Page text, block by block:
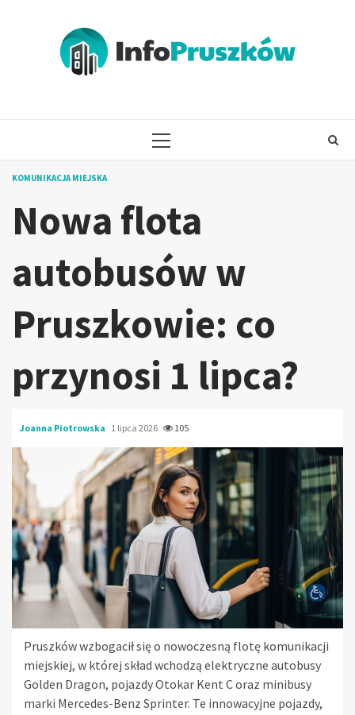
PRIMARY
KOMUNIKACJA MIEJSKA
Nowa flota
autobusów w
Pruszkowie: co
przynosi 1 lipca?
Joanna Piotrowska 1 lipca 2026 105
Pruszków wzbogacił się o nowoczesną flotę komunikacji
miejskiej, w której skład wchodzą elektryczne autobusy
Golden Dragon, pojazdy Otokar Kent C oraz minibusy
marki Mercedes-Benz Sprinter. Te innowacyjne pojazdy,